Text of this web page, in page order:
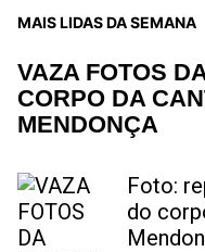
MAIS LIDAS DA SEMANA
VAZA FOTOS
CORPO DA
MENDONÇA
Foto:
do